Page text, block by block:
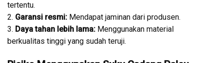
tertentu.
2. Garansi resmi: Mendapat jaminan dari produsen.
3. Daya tahan lebih lama: Menggunakan material
berkualitas tinggi yang sudah teruji.